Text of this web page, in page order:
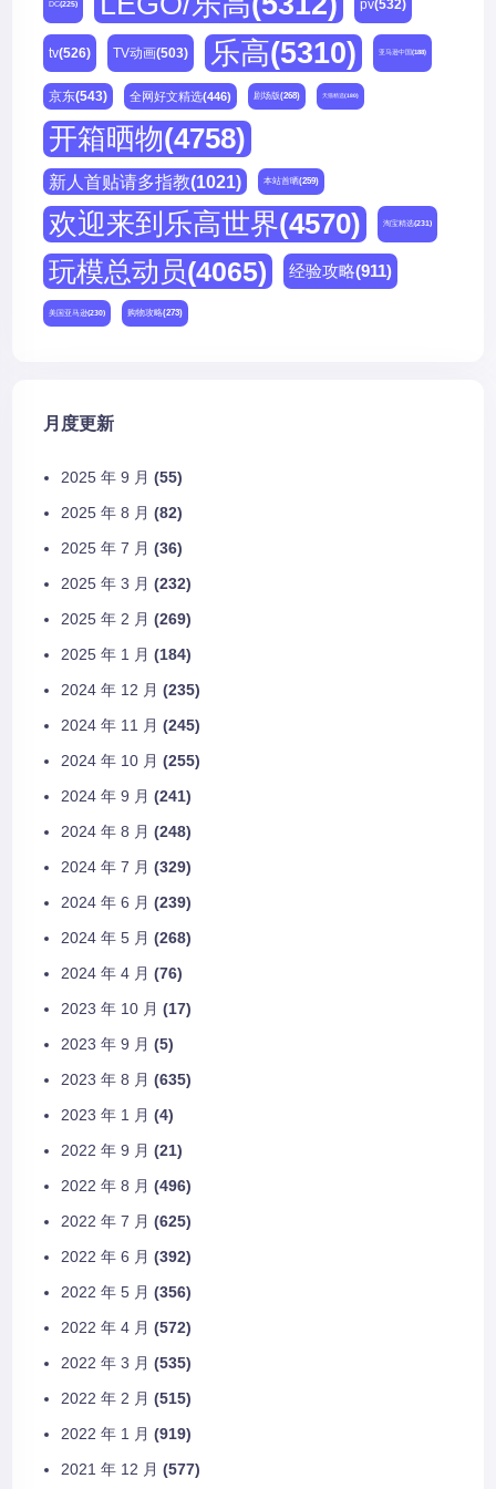
DC(225) pv(532)
tv(526) TV动画(503) 乐高(5310) 亚马逊中国(188)
京东(543) 全网好文精选(446) 剧场版(268) 天猫精选(180)
开箱晒物(4758)
新人首贴请多指教(1021) 本站首晒(259)
欢迎来到乐高世界(4570) 淘宝精选(231)
玩模总动员(4065) 经验攻略(911)
美国亚马逊(230) 购物攻略(273)
月度更新
2025 年 9 月 (55)
2025 年 8 月 (82)
2025 年 7 月 (36)
2025 年 3 月 (232)
2025 年 2 月 (269)
2025 年 1 月 (184)
2024 年 12 月 (235)
2024 年 11 月 (245)
2024 年 10 月 (255)
2024 年 9 月 (241)
2024 年 8 月 (248)
2024 年 7 月 (329)
2024 年 6 月 (239)
2024 年 5 月 (268)
2024 年 4 月 (76)
2023 年 10 月 (17)
2023 年 9 月 (5)
2023 年 8 月 (635)
2023 年 1 月 (4)
2022 年 9 月 (21)
2022 年 8 月 (496)
2022 年 7 月 (625)
2022 年 6 月 (392)
2022 年 5 月 (356)
2022 年 4 月 (572)
2022 年 3 月 (535)
2022 年 2 月 (515)
2022 年 1 月 (919)
2021 年 12 月 (577)